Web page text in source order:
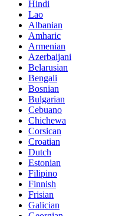
Hindi
Lao
Albanian
Amharic
Armenian
Azerbaijani
Belarusian
Bengali
Bosnian
Bulgarian
Cebuano
Chichewa
Corsican
Croatian
Dutch
Estonian
Filipino
Finnish
Frisian
Galician